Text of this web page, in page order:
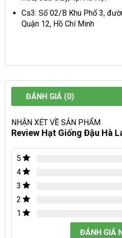
Cs3: Số 02/B Khu Phố 3,
Quận 12, Hồ Chí Minh
ĐÁNH GIÁ (0)
NHẬN XÉT VỀ SẢN PHẨM
Review Hạt Giống Đậu Hà
5
4
3
2
1
ĐÁNH GIÁ